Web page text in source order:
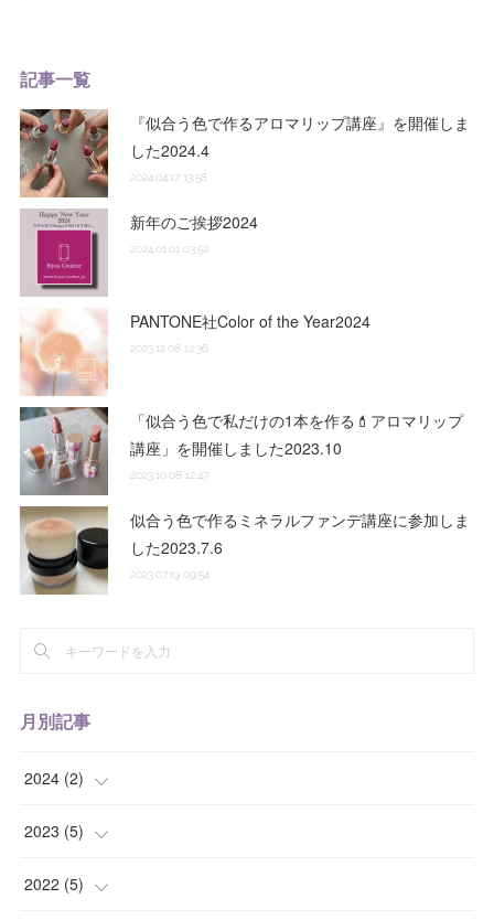
記事一覧
『似合う色で作るアロマリップ講座』を開催しま
した2024.4
2024.04.17 13:58
新年のご挨拶2024
2024.01.01 03:52
PANTONE社Color of the Year2024
2023.12.08 12:36
「似合う色で私だけの1本を作る💄アロマリップ
講座」を開催しました2023.10
2023.10.08 12:47
似合う色で作るミネラルファンデ講座に参加しま
した2023.7.6
2023.07.19 09:54
月別記事
2024 (2)
(1
(1
2023 (5)
(1
2022 (5)